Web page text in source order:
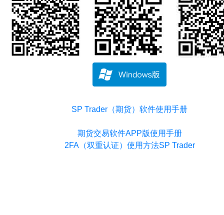
SP Trader（期货）软件使用手册
期货交易软件APP版使用手册
2FA（双重认证）使用方法SP Trader